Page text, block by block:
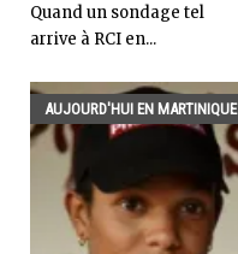
Quand un sondage tel
arrive à RCI en...
AUJOURD'HUI EN MARTINIQUE